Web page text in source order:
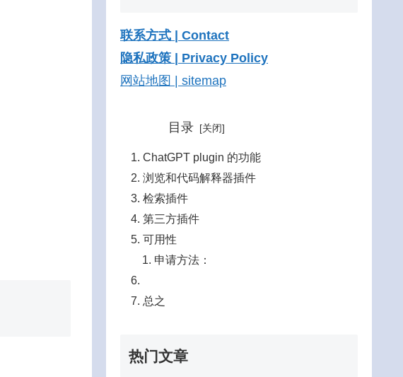
联系方式 | Contact
隐私政策 | Privacy Policy
网站地图 | sitemap
目录
ChatGPT plugin 的功能
浏览和代码解释器插件
检索插件
第三方插件
可用性
申请方法：
总之
热门文章